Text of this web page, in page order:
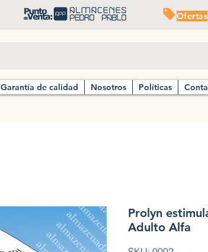
Ofertas
Garantía de calidad Nosotros Políticas
Prolyn
Adulto Alfa